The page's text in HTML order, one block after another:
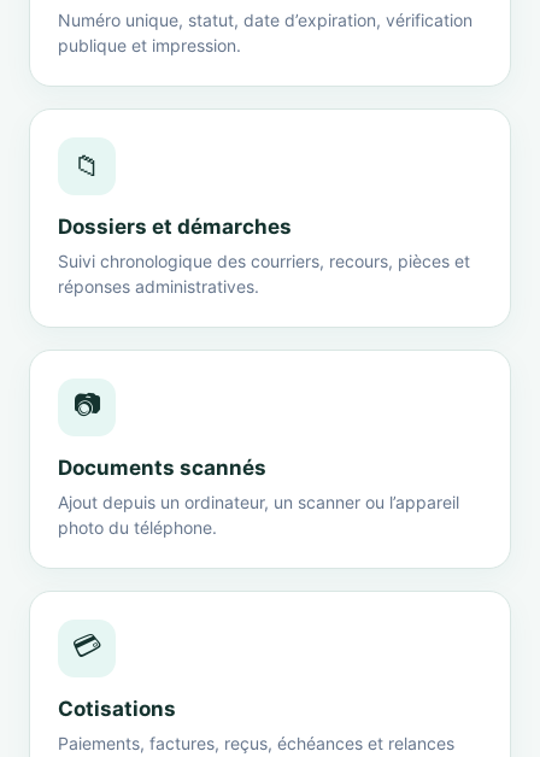
Numéro unique, statut, date d’expiration, vérification
publique et impression.
📁
Dossiers et démarches
Suivi chronologique des courriers, recours, pièces et
réponses administratives.
📷
Documents scannés
Ajout depuis un ordinateur, un scanner ou l’appareil
photo du téléphone.
💳
Cotisations
Paiements, factures, reçus, échéances et relances